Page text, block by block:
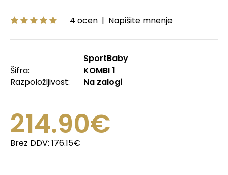
4 ocen | Napišite mnenje
SportBaby
Šifra:
KOMBI 1
Razpoložljivost:
Na zalogi
214.90€
Brez DDV: 176.15€